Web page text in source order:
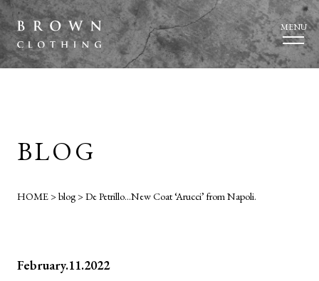
MENU
BLOG
HOME>blog>De Petrillo…New Coat ‘Arucci’ from Napoli.
February.11.2022